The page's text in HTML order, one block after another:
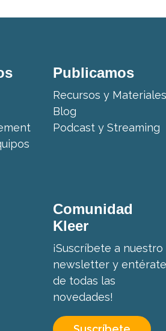
Publicamos
Recursos y Materiales
Blog
Podcast y Streaming
Comunidad
Kleer
¡Suscríbete a nuestro
newsletter y entérate
de todas las
novedades!